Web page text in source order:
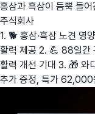
홍삼과 흑삼이 듬뿍 들
주식회사
1. 🐕 홍삼·흑삼 노견 영
활력 제공 2. 💪 88일간
활력 개선 기대 3. 🎁 와
추가 증정, 특가 62,000